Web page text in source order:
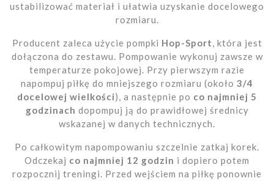
ustabilizować materiał i ułatwia uzyskanie docelowego
rozmiaru.
Producent zaleca użycie pompki Hop-Sport, która jest
dołączona do zestawu. Pompowanie wykonuj zawsze w
temperaturze pokojowej. Przy pierwszym razie
napompuj piłkę do mniejszego rozmiaru (około 3/4
docelowej wielkości), a następnie po co najmniej 5
godzinach dopompuj ją do prawidłowej średnicy
wskazanej w danych technicznych.
Po całkowitym napompowaniu szczelnie zatkaj korek.
Odczekaj co najmniej 12 godzin i dopiero potem
rozpocznij treningi. Przed wejściem na piłkę ponownie